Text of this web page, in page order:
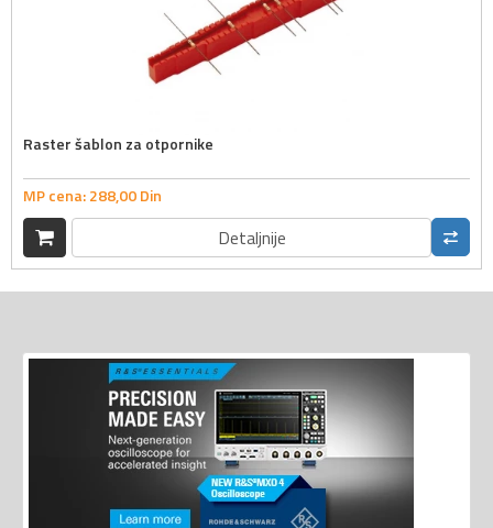
Raster šablon za otpornike
MP cena:288,00Din
Detaljnije